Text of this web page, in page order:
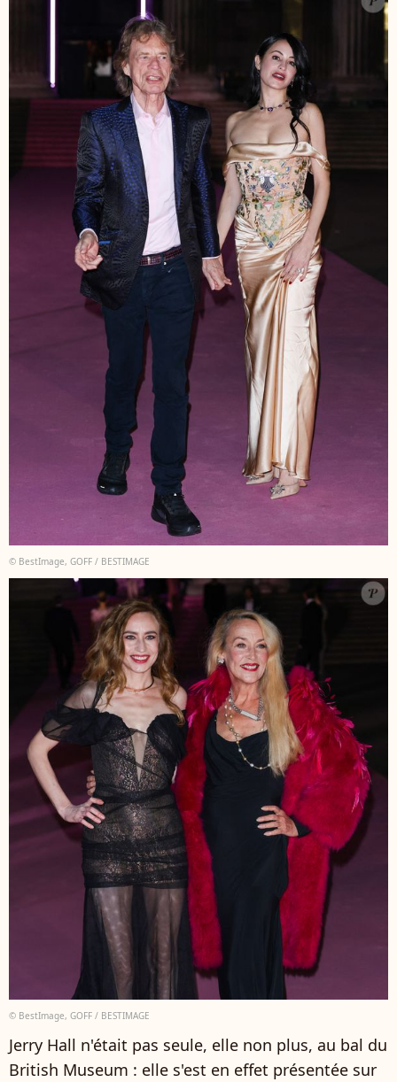
© BestImage, GOFF / BESTIMAGE
© BestImage, GOFF / BESTIMAGE
Jerry Hall n'était pas seule, elle non plus, au bal du
British Museum : elle s'est en effet présentée sur